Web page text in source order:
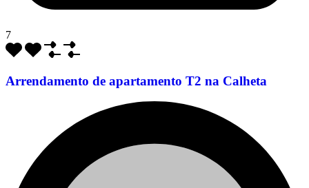
7
Arrendamento de apartamento T2 na Calheta